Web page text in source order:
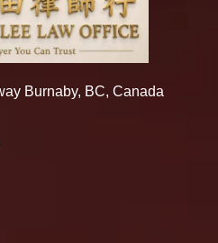
Burnaby, BC, Canada